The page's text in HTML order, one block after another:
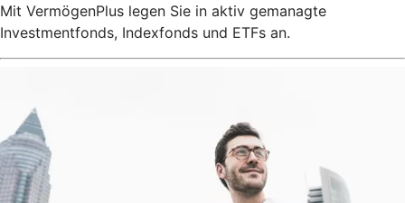
Mit VermögenPlus legen Sie in aktiv gemanagte
Investmentfonds, Indexfonds und ETFs an.